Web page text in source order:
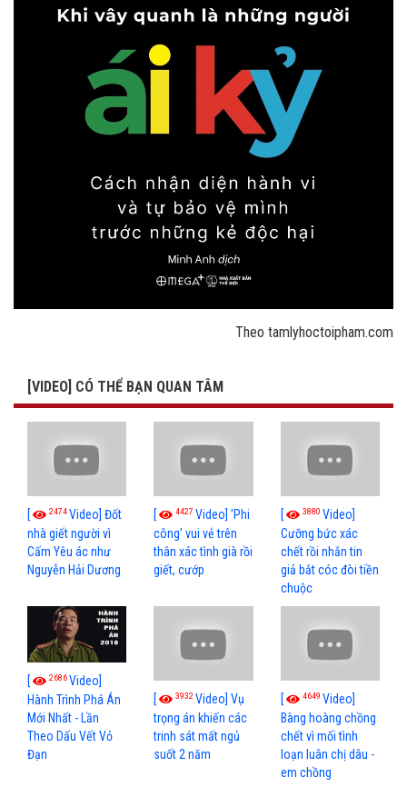
Theo tamlyhoctoipham.com
[VIDEO] CÓ THỂ BẠN QUAN TÂM
[ 2474Video] Đốt
nhà giết người vì
Cấm Yêu ác như
Nguyễn Hải Dương
[ 4427Video] 'Phi
công' vui vẻ trên
thân xác tình già rồi
giết, cướp
[ 3880 Video]
Cưỡng bức xác
chết rồi nhắn tin
giả bắt cóc đòi tiền
chuộc
[ 2686Video]
Hành Trình Phá Án
Mới Nhất - Lần
Theo Dấu Vết Vỏ
Đạn
[ 3932Video] Vụ
trọng án khiến các
trinh sát mất ngủ
suốt 2 năm
[ 4649 Video]
Bàng hoàng chồng
chết vì mối tình
loạn luân chị dâu -
em chồng